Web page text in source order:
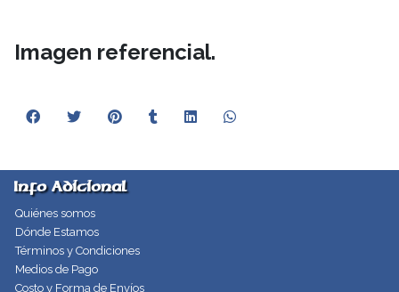
Imagen referencial.
Info Adicional
Quiénes somos
Dónde Estamos
Términos y Condiciones
Medios de Pago
Costo y Forma de Envíos